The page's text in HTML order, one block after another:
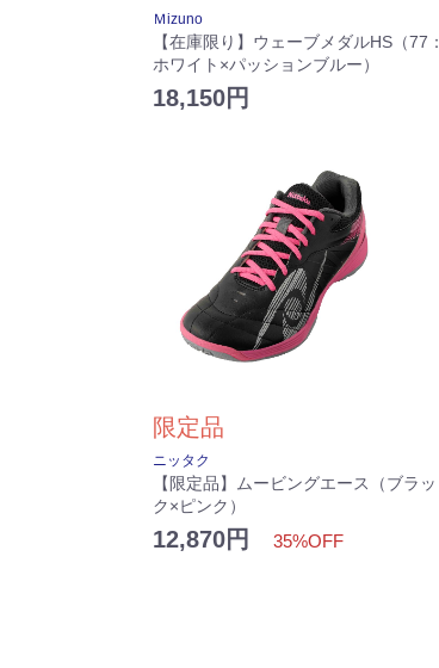
Ｍizuno
【在庫限り】ウェーブメダルHS（77：
ホワイト×パッションブルー）
18,150円
限定品
ニッタク
【限定品】ムービングエース（ブラッ
ク×ピンク）
12,870円 35%OFF